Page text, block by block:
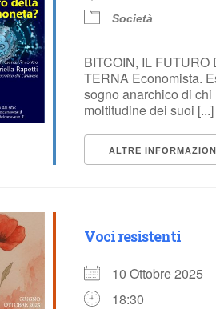
Società
BITCOIN, IL
TERNA Economista.
sogno anarchico di
moltitudine dei suoi [...]
ALTRE
Voci resistenti
10 Ottobre 2025
18:30